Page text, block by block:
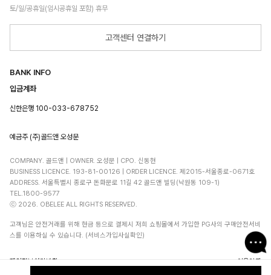
토/일/공휴일(임시공휴일 포함) 휴무
고객센터 연결하기
BANK INFO
입금계좌
신한은행 100-033-678752
예금주 (주)골드앤 오성문
COMPANY. 골드앤 | OWNER. 오성문 | CPO. 신동현
BUSINESS LICENCE. 193-81-00126 | ORDER LICENCE. 제2015-서울종로-0671호
ADDRESS. 서울특별시 종로구 돈화문로 11길 42 골드앤 빌딩(낙원동 109-1)
TEL.1800-9577
ⓒ 2026. OBELEE ALL RIGHTS RESERVED.
고객님은 안전거래를 위해 현금 등으로 결제시 저희 쇼핑몰에서 가입한 PG사의 구매안전서비
스를 이용하실 수 있습니다. (서비스가입사실확인)
개인정보처리방침 이용약관